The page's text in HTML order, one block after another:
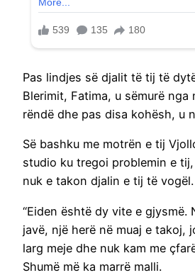
Pas lindjes së djalit të tij të
Blerimit, Fatima, u sëmurë nga
rëndë dhe pas disa kohësh, u
Së bashku me motrën e tij
studio ku tregoi problemin e
nuk e takon djalin e tij të vogël.
“Eiden është dy vite e gjysmë.
javë, një herë në muaj e takoj,
larg meje dhe nuk kam me
Shumë më ka marrë malli.